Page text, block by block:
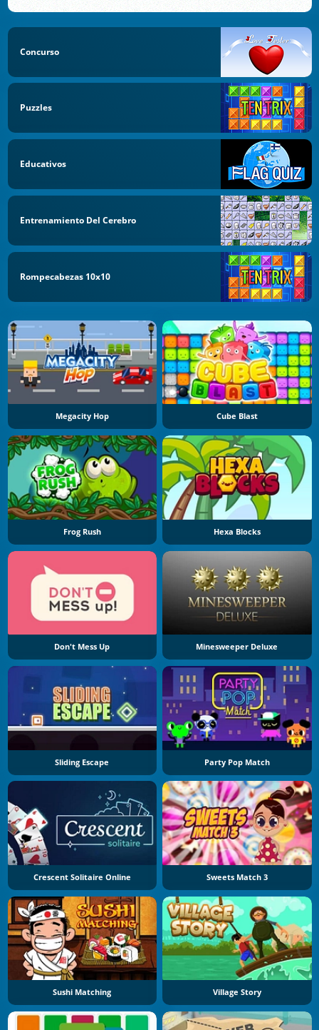
Concurso
Puzzles
Educativos
Entrenamiento Del Cerebro
Rompecabezas 10x10
Megacity Hop Cube Blast
Frog Rush Hexa Blocks
Don't Mess Up Minesweeper Deluxe
Sliding Escape Party Pop Match
Crescent Solitaire Online Sweets Match 3
Sushi Matching Village Story